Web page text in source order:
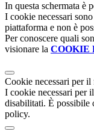
In questa schermata è
I cookie necessari
piattaforma e non è
Per conoscere quali
visionare la COOKIE
Cookie necessari per
I cookie necessari per
disabilitati. È possibile
policy.